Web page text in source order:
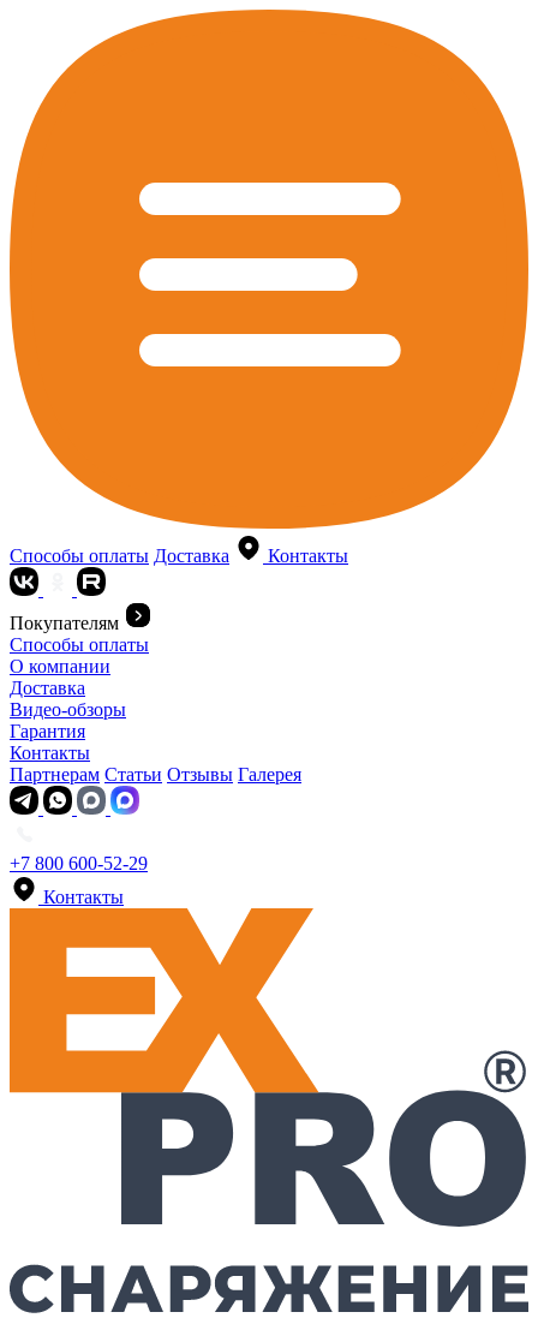
Способы оплаты Доставка Контакты
Покупателям
Способы оплаты
О компании
Доставка
Видео-обзоры
Гарантия
Контакты
Партнерам Статьи Отзывы Галерея
+7 800 600-52-29
Контакты